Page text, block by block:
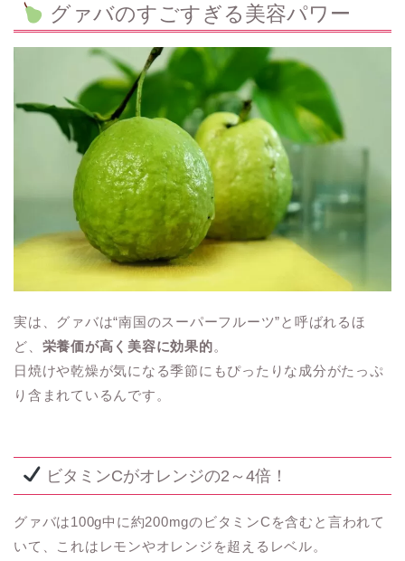
グァバのすごすぎる美容パワー
実は、グァバは“南国のスーパーフルーツ”と呼ばれるほ
ど、 栄養価が高く美容に効果的。
日焼けや乾燥が気になる季節にもぴったりな成分がたっぷ
り含まれているんです。
ビタミンCがオレンジの2～4倍！
グァバは100g中に約200mgのビタミンCを含むと言われて
いて、これはレモンやオレンジを超えるレベル。